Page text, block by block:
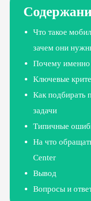
Что такое
зачем они
Почему именно
Ключевые
Как подбирать
задачи
Типичные
На что
Center
Вывод
Вопросы и